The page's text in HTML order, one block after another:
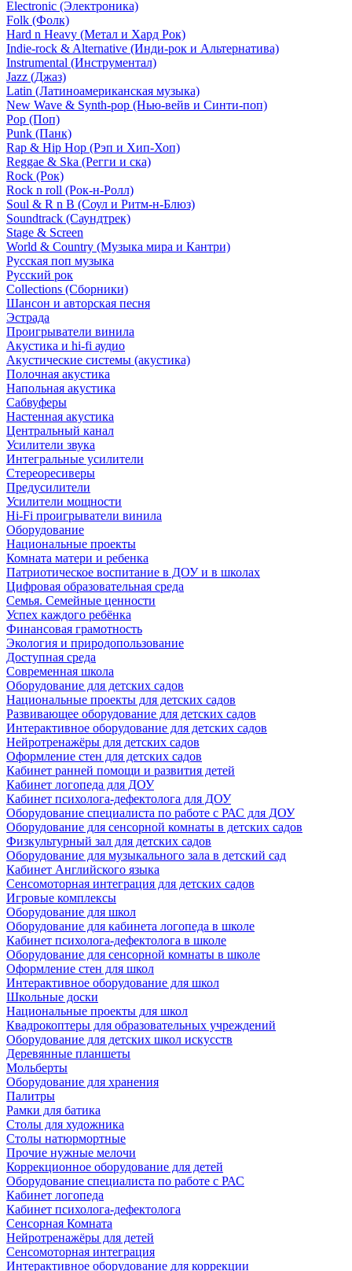
Electronic (Электроника)
Folk (Фолк)
Hard n Heavy (Метал и Хард Рок)
Indie-rock & Alternative (Инди-рок и Альтернатива)
Instrumental (Инструментал)
Jazz (Джаз)
Latin (Латиноамериканская музыка)
New Wave & Synth-pop (Нью-вейв и Синти-поп)
Pop (Поп)
Punk (Панк)
Rap & Hip Hop (Рэп и Хип-Хоп)
Reggae & Ska (Регги и ска)
Rock (Рок)
Rock n roll (Рок-н-Ролл)
Soul & R n B (Соул и Ритм-н-Блюз)
Soundtrack (Саундтрек)
Stage & Screen
World & Country (Музыка мира и Кантри)
Русская поп музыка
Русский рок
Сollections (Сборники)
Шансон и авторская песня
Эстрада
Проигрыватели винила
Акустика и hi-fi аудио
Акустические системы (акустика)
Полочная акустика
Напольная акустика
Сабвуферы
Настенная акустика
Центральный канал
Усилители звука
Интегральные усилители
Стереоресиверы
Предусилители
Усилители мощности
Hi-Fi проигрыватели винила
Оборудование
Национальные проекты
Комната матери и ребенка
Патриотическое воспитание в ДОУ и в школах
Цифровая образовательная среда
Семья. Семейные ценности
Успех каждого ребёнка
Финансовая грамотность
Экология и природопользование
Доступная среда
Современная школа
Оборудование для детских садов
Национальные проекты для детских садов
Развивающее оборудование для детских садов
Интерактивное оборудование для детских садов
Нейротренажёры для детских садов
Оформление стен для детских садов
Кабинет ранней помощи и развития детей
Кабинет логопеда для ДОУ
Кабинет психолога-дефектолога для ДОУ
Оборудование специалиста по работе с РАС для ДОУ
Оборудование для сенсорной комнаты в детских садов
Физкультурный зал для детских садов
Оборудование для музыкального зала в детский сад
Кабинет Английского языка
Сенсомоторная интеграция для детских садов
Игровые комплексы
Оборудование для школ
Оборудование для кабинета логопеда в школе
Кабинет психолога-дефектолога в школе
Оборудование для сенсорной комнаты в школе
Оформление стен для школ
Интерактивное оборудование для школ
Школьные доски
Национальные проекты для школ
Квадрокоптеры для образовательных учреждений
Оборудование для детских школ искусств
Деревянные планшеты
Мольберты
Оборудование для хранения
Палитры
Рамки для батика
Столы для художника
Столы натюрмортные
Прочие нужные мелочи
Коррекционное оборудование для детей
Оборудование специалиста по работе с РАС
Кабинет логопеда
Кабинет психолога-дефектолога
Сенсорная Комната
Нейротренажёры для детей
Сенсомоторная интеграция
Интерактивное оборудование для коррекции